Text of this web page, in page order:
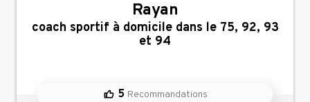
Rayan
,
coach sportif à domicile dans le 75, 92, 93
et 94
5 Recommandations